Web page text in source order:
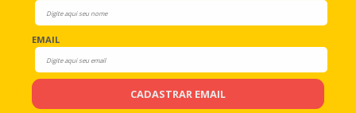
EMAIL
CADASTRAR EMAIL